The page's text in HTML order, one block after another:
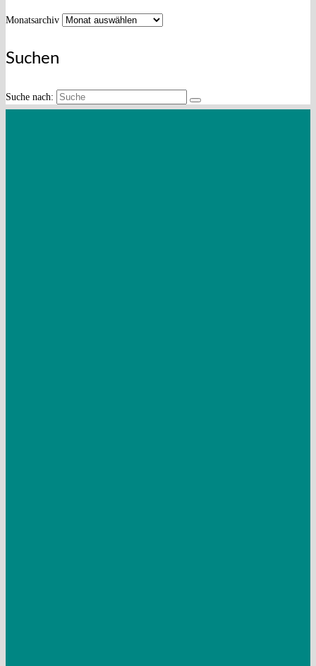
Monatsarchiv
Suchen
Suche nach: